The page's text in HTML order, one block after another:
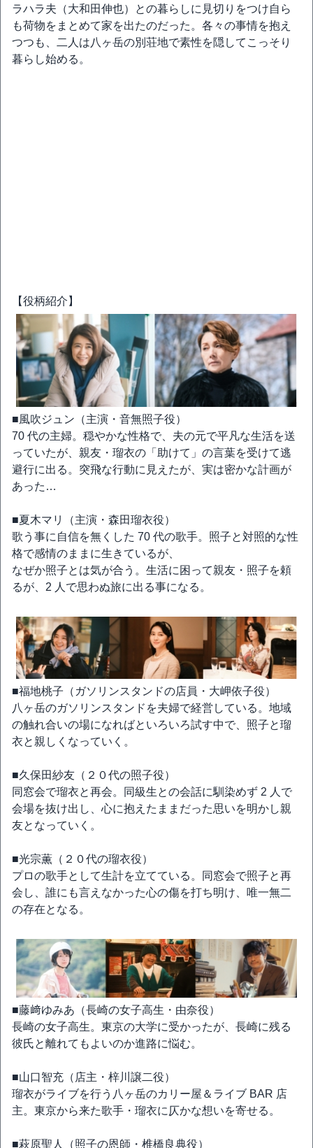
ラハラ夫（大和田伸也）との暮らしに見切りをつけ自ら
も荷物をまとめて家を出たのだった。各々の事情を抱え
つつも、二人は八ヶ岳の別荘地で素性を隠してこっそり
暮らし始める。
【役柄紹介】
■風吹ジュン（主演・音無照子役）
70 代の主婦。穏やかな性格で、夫の元で平凡な生活を送
っていたが、親友・瑠衣の「助けて」の言葉を受けて逃
避行に出る。突飛な行動に見えたが、実は密かな計画が
あった…
■夏木マリ（主演・森田瑠衣役）
歌う事に自信を無くした 70 代の歌手。照子と対照的な性
格で感情のままに生きているが、
なぜか照子とは気が合う。生活に困って親友・照子を頼
るが、2 人で思わぬ旅に出る事になる。
■福地桃子（ガソリンスタンドの店員・大岬依子役）
八ヶ岳のガソリンスタンドを夫婦で経営している。地域
の触れ合いの場になればといろいろ試す中で、照子と瑠
衣と親しくなっていく。
■久保田紗友（２０代の照子役）
同窓会で瑠衣と再会。同級生との会話に馴染めず 2 人で
会場を抜け出し、心に抱えたままだった思いを明かし親
友となっていく。
■光宗薫（２０代の瑠衣役）
プロの歌手として生計を立てている。同窓会で照子と再
会し、誰にも言えなかった心の傷を打ち明け、唯一無二
の存在となる。
■藤﨑ゆみあ（長崎の女子高生・由奈役）
長崎の女子高生。東京の大学に受かったが、長崎に残る
彼氏と離れてもよいのか進路に悩む。
■山口智充（店主・梓川譲二役）
瑠衣がライブを行う八ヶ岳のカリー屋＆ライブ BAR 店
主。東京から来た歌手・瑠衣に仄かな想いを寄せる。
■萩原聖人（照子の恩師・椎橋良典役）